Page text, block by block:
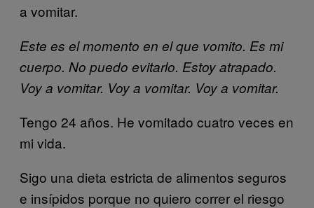
a vomitar.
Este es el momento en el que vomito. Es mi
cuerpo. No puedo evitarlo. Estoy atrapado.
Voy a vomitar. Voy a vomitar. Voy a vomitar.
Tengo 24 años. He vomitado cuatro veces en
mi vida.
Sigo una dieta estricta de alimentos seguros
e insípidos porque no quiero correr el riesgo